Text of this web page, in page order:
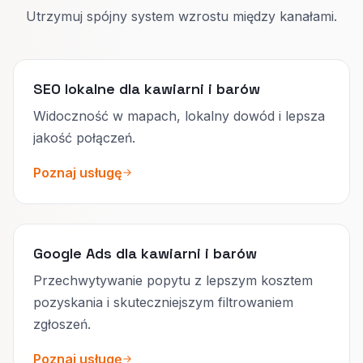
Utrzymuj spójny system wzrostu między kanałami.
SEO lokalne dla kawiarni i barów
Widoczność w mapach, lokalny dowód i lepsza
jakość połączeń.
Poznaj usługę
Google Ads dla kawiarni i barów
Przechwytywanie popytu z lepszym kosztem
pozyskania i skuteczniejszym filtrowaniem
zgłoszeń.
Poznaj usługę